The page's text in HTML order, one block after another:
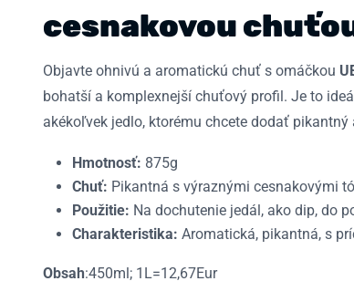
cesnakovou
Objavte ohnivú a aromatickú chuť s omáčkou
bohatší a komplexnejší chuťový profil. Je to
akékoľvek jedlo, ktorému chcete dodať
Hmotnosť: 875g
Chuť: Pikantná s výraznými cesnakovými
Použitie: Na dochutenie jedál, ako dip, do
Charakteristika: Aromatická, pikantná, s
Obsah:450ml; 1L=12,67Eur